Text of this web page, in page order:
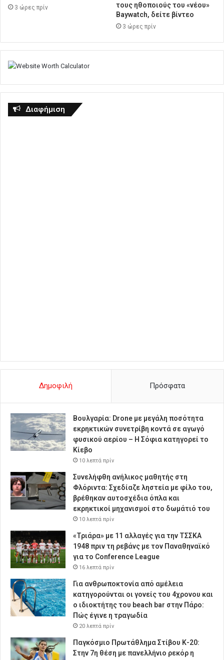
3 ώρες πρίν
τους ηθοποιούς του «νέου»
Baywatch, δείτε βίντεο
3 ώρες πρίν
Διαφήμιση
Δημοφιλή Πρόσφατα
Βουλγαρία: Drone με μεγάλη ποσότητα
εκρηκτικών συνετρίβη κοντά σε αγωγό
φυσικού αερίου – Η Σόφια κατηγορεί το
Κίεβο
10 λεπτά πρίν
Συνελήφθη ανήλικος μαθητής στη
Φλόριντα: Σχεδίαζε ληστεία με φίλο του,
βρέθηκαν αυτοσχέδια όπλα και
εκρηκτικοί μηχανισμοί στο δωμάτιό του
10 λεπτά πρίν
«Τριάρα» με 11 αλλαγές για την ΤΣΣΚΑ
1948 πριν τη ρεβάνς με τον Παναθηναϊκό
για το Conference League
16 λεπτά πρίν
Για ανθρωποκτονία από αμέλεια
κατηγορούνται οι γονείς του 4χρονου και
ο ιδιοκτήτης του beach bar στην Πάρο:
Πώς έγινε η τραγωδία
20 λεπτά πρίν
Παγκόσμιο Πρωτάθλημα Στίβου Κ-20:
Στην 7η θέση με πανελλήνιο ρεκόρ η